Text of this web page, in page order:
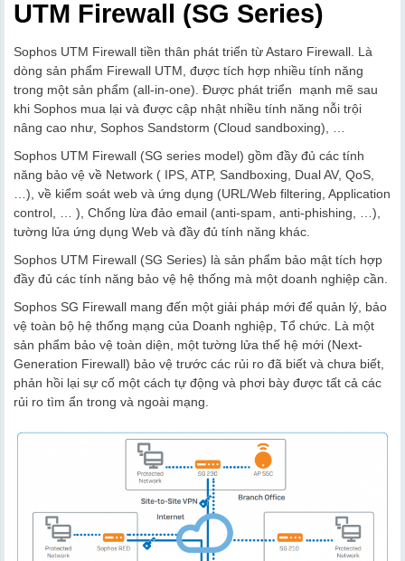
UTM Firewall (SG Series)
Sophos UTM Firewall tiền thân phát triển từ Astaro Firewall. Là
dòng sản phẩm Firewall UTM, được tích hợp nhiều tính năng
trong một sản phẩm (all-in-one). Được phát triển mạnh mẽ sau
khi Sophos mua lại và được cập nhật nhiều tính năng nỗi trội
nâng cao như, Sophos Sandstorm (Cloud sandboxing), …
Sophos UTM Firewall (SG series model) gồm đầy đủ các tính
năng bảo vệ về Network ( IPS, ATP, Sandboxing, Dual AV, QoS,
…), về kiểm soát web và ứng dụng (URL/Web filtering, Application
control, … ), Chống lừa đảo email (anti-spam, anti-phishing, …),
tường lửa ứng dụng Web và đầy đủ tính năng khác.
Sophos UTM Firewall (SG Series) là sản phẩm bảo mật tích hợp
đầy đủ các tính năng bảo vệ hệ thống mà một doanh nghiệp cần.
Sophos SG Firewall mang đến một giải pháp mới để quản lý, bảo
vệ toàn bộ hệ thống mạng của Doanh nghiệp, Tổ chức. Là một
sản phẩm bảo vệ toàn diện, một tường lửa thế hệ mới (Next-
Generation Firewall) bảo vệ trước các rủi ro đã biết và chưa biết,
phản hồi lại sự cố một cách tự động và phơi bày được tất cả các
rủi ro tìm ẩn trong và ngoài mạng.